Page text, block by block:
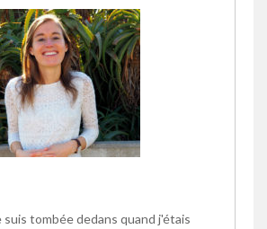
suis tombée dedans quand j'étais